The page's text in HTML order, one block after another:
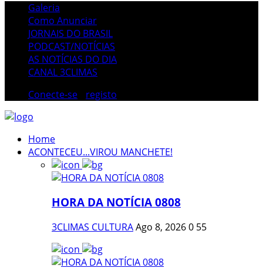
Galeria
Como Anunciar
JORNAIS DO BRASIL
PODCAST/NOTÍCIAS
AS NOTÍCIAS DO DIA
CANAL 3CLIMAS
Conecte-se
registo
Home
ACONTECEU...VIROU MANCHETE!
HORA DA NOTÍCIA 0808
3CLIMAS CULTURAAgo 8, 20260 55